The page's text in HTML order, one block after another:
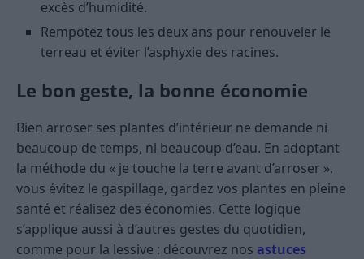
excès d’humidité.
Rempotez tous les deux ans pour renouveler le
terreau et éviter l’asphyxie des racines.
Le bon geste, la bonne économie
Bien arroser ses plantes d’intérieur ne demande ni
beaucoup de temps, ni beaucoup d’eau. En adoptant
la méthode du « je touche la terre avant d’arroser »,
vous évitez le gaspillage, gardez vos plantes en pleine
santé et réalisez des économies. Cette logique
s’applique aussi à d’autres gestes du quotidien,
comme pour la lessive : découvrez nos astuces